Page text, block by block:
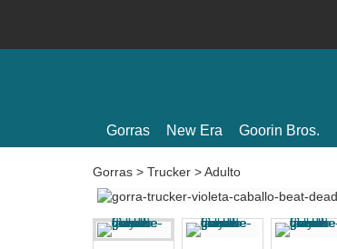
Gorras New Era Goorin Bros.
Gorras > Trucker >Adulto